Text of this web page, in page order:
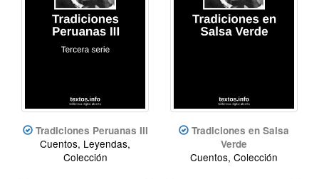
Tradiciones Peruanas III
Cuentos, Leyendas,
Colección
Tradiciones en Salsa
Verde
Cuentos, Colección